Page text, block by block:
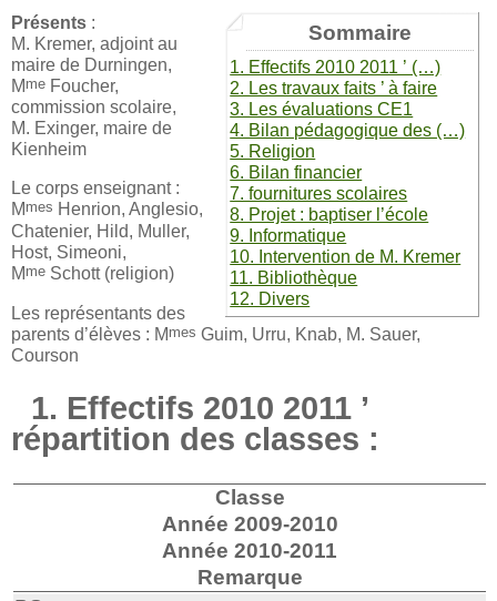
Sommaire
1. Effectifs 2010 2011 ’ (…)
2. Les travaux faits ’ à faire
3. Les évaluations CE1
4. Bilan pédagogique des (…)
5. Religion
6. Bilan financier
7. fournitures scolaires
8. Projet : baptiser l’école
9. Informatique
10. Intervention de M. Kremer
11. Bibliothèque
12. Divers
Présents :
M. Kremer, adjoint au
maire de Durningen,
Mme Foucher,
commission scolaire,
M. Exinger, maire de
Kienheim
Le corps enseignant :
M mes Henrion, Anglesio,
Chatenier, Hild, Muller,
Host, Simeoni,
Mme Schott (religion)
Les représentants des
parents d’élèves : Mmes Guim, Urru, Knab, M. Sauer,
Courson
1. Effectifs 2010 2011 ’
répartition des classes :
Classe
Année 2009-2010
Année 2010-2011
Remarque